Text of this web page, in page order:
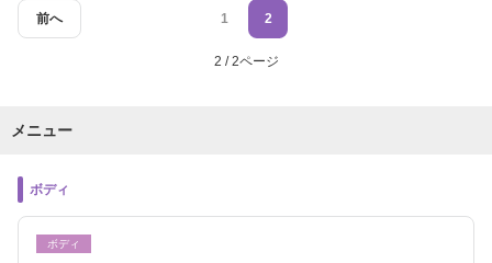
前へ 1 2
2 / 2ページ
メニュー
ボディ
ボディ